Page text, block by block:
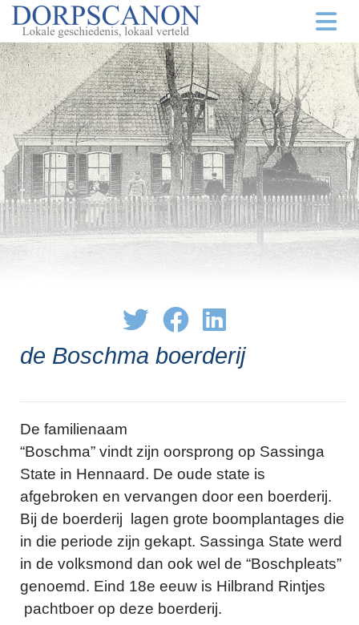
de Boschma boerderij
De familienaam
“Boschma” vindt zijn oorsprong op Sassinga
State in Hennaard. De oude state is
afgebroken en vervangen door een boerderij.
Bij de boerderij lagen grote boomplantages die
in die periode zijn gekapt. Sassinga State werd
in de volksmond dan ook wel de “Boschpleats”
genoemd. Eind 18e eeuw is Hilbrand Rintjes
pachtboer op deze boerderij.